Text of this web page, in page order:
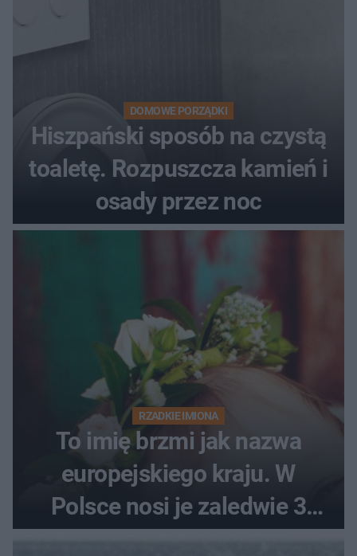
DOMOWE PORZĄDKI
Hiszpański sposób na czystą
toaletę. Rozpuszcza kamień i
osady przez noc
RZADKIE IMIONA
To imię brzmi jak nazwa
europejskiego kraju. W
Polsce nosi je zaledwie 3
kobiety